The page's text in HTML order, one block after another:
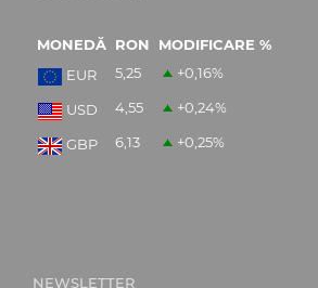
MONEDĂ RON
MODIFICARE %
EUR
5,25 +0,16%
USD 4,55 +0,24%
GBP 6,13 +0,25%
NEWSLETTER